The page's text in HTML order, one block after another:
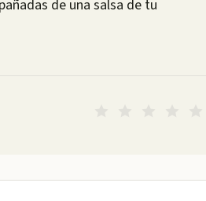
de una salsa de tu